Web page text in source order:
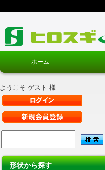
ホーム
ようこそ ゲスト 様
形状から探す